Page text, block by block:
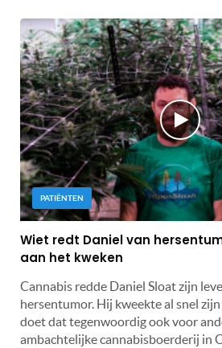
PATIËNTEN
Wiet redt Daniel van
aan het kweken
Cannabis redde Daniel Sloat zijn
hersentumor. Hij kweekte al snel
doet dat tegenwoordig ook voor
ambachtelijke cannabisboerderij in